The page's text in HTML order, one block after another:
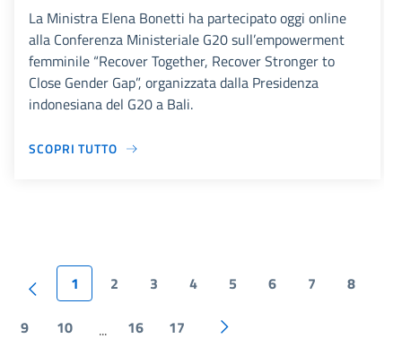
La Ministra Elena Bonetti ha partecipato oggi online
alla Conferenza Ministeriale G20 sull’empowerment
femminile “Recover Together, Recover Stronger to
Close Gender Gap”, organizzata dalla Presidenza
indonesiana del G20 a Bali.
SCOPRI TUTTO
1 2 3 4 5 6 7 8
9 10 ... 16 17